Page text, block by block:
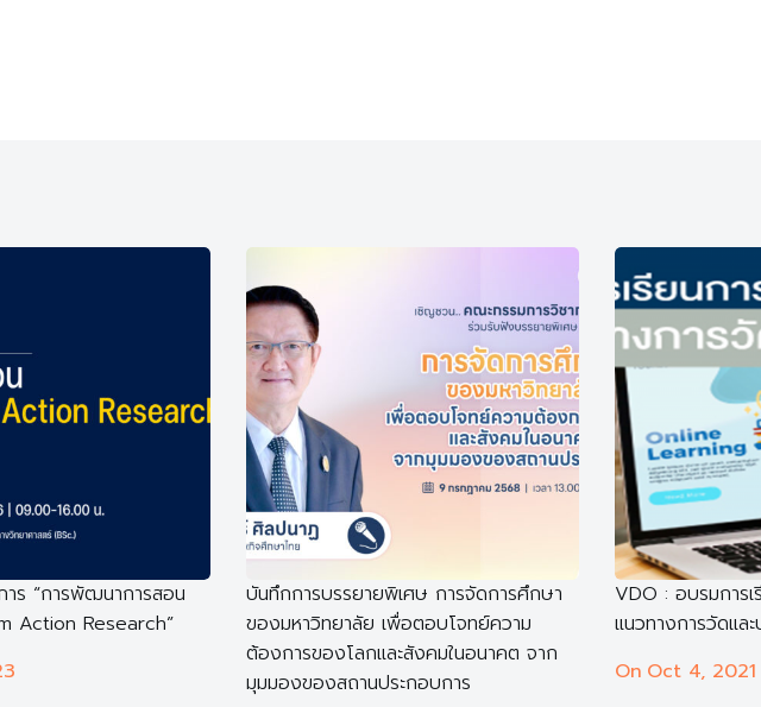
ร “การพัฒนาการสอน
Action Research”
บันทึกการบรรยายพิเศษ การจัดการศึกษา
ของมหาวิทยาลัย เพื่อตอบโจทย์ความ
ต้องการของโลกและสังคมในอนาคต จาก
มุมมองของสถานประกอบการ
VDO : อบรมการ
แนวทางการวัดและ
On Oct 4, 2021